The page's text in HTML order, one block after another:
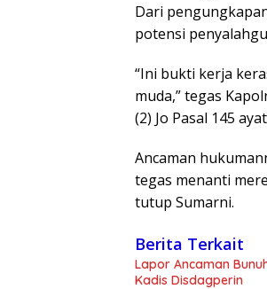
Dari
potensi
“Ini bukti kerja
muda,” tegas
(2) Jo Pasal 145
Ancaman
tegas menanti
tutup Sumarni.
Berita Terkait
Lapor Ancaman
Kadis Disdagperin